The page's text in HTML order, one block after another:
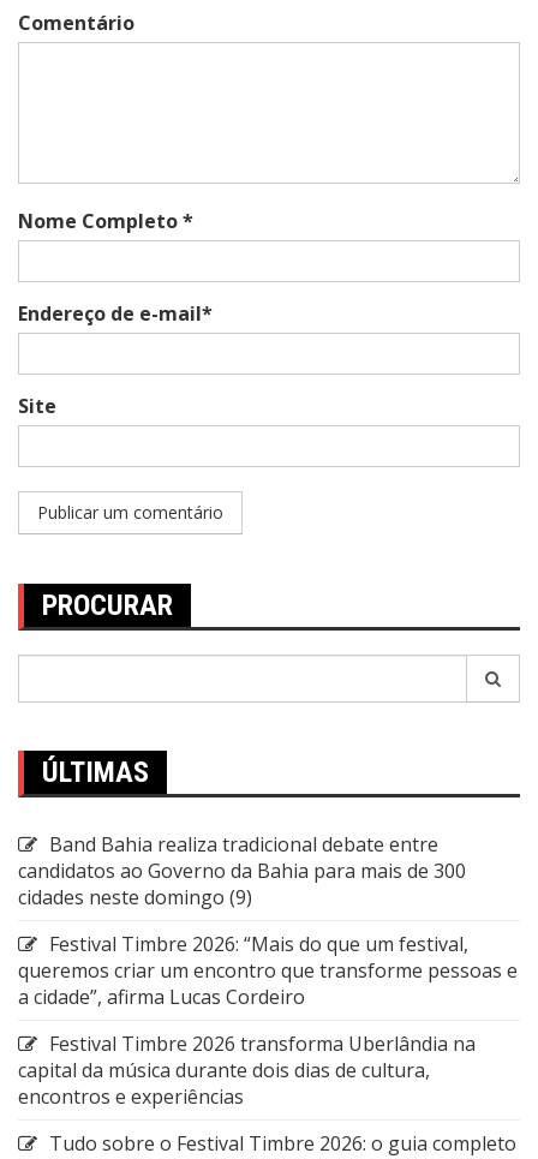
Comentário
Nome Completo *
Endereço de e-mail*
Site
PROCURAR
ÚLTIMAS
Band Bahia realiza tradicional debate entre
candidatos ao Governo da Bahia para mais de 300
cidades neste domingo (9)
Festival Timbre 2026: “Mais do que um festival,
queremos criar um encontro que transforme pessoas e
a cidade”, afirma Lucas Cordeiro
Festival Timbre 2026 transforma Uberlândia na
capital da música durante dois dias de cultura,
encontros e experiências
Tudo sobre o Festival Timbre 2026: o guia completo